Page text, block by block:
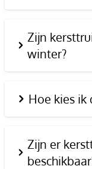
Zijn
winter?
Hoe kies ik
Zijn er